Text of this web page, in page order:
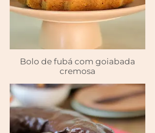
Bolo de fubá com goiabada
cremosa